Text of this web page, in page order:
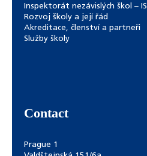
Inspektorát nezávislých škol – ISI
Rozvoj školy a její řád
Akreditace, členství a partneři
Služby školy
Contact
Prague 1